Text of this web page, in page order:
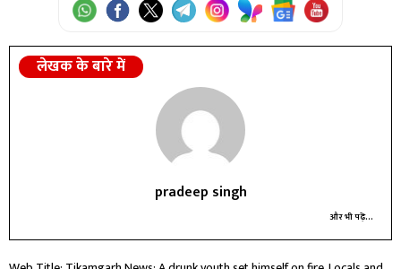
लेखक के बारे में
pradeep singh
और भी पढ़ें...